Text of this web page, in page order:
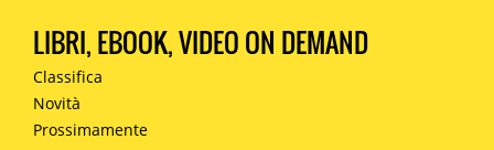
LIBRI, EBOOK, VIDEO ON DEMAND
Classifica
Novità
Prossimamente